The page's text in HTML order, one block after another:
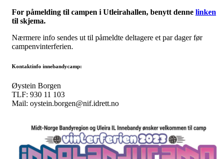
For påmelding til campen i Utleirahallen, benytt denne linken
til skjema.
Nærmere info sendes ut til påmeldte deltagere et par dager før
campenvinterferien.
Kontaktinfo innebandycamp:
Øystein Borgen
TLF: 930 11 103
Mail: oystein.borgen@nif.idrett.no